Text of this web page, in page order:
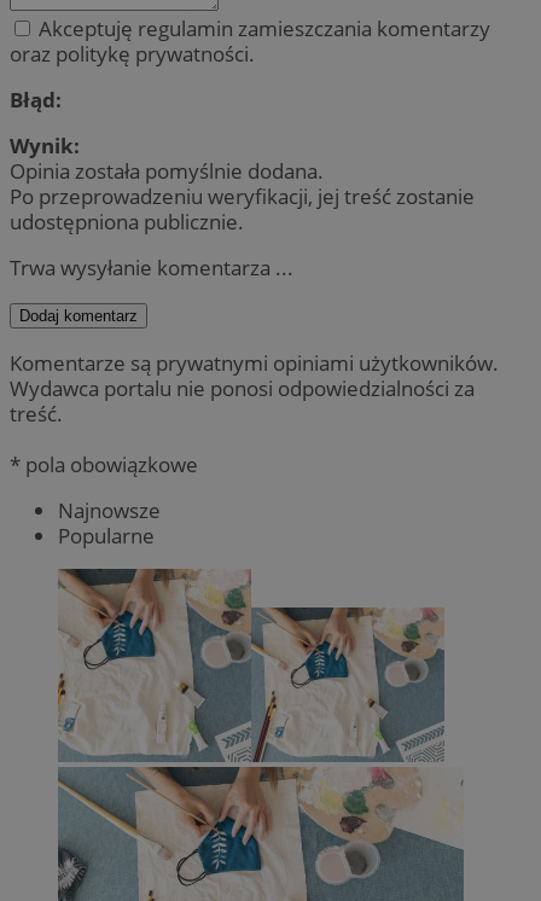
Akceptuję regulamin zamieszczania komentarzy
oraz politykę prywatności.
Błąd:
Wynik:
Opinia została pomyślnie dodana.
Po przeprowadzeniu weryfikacji, jej treść zostanie
udostępniona publicznie.
Trwa wysyłanie komentarza ...
Dodaj komentarz
Komentarze są prywatnymi opiniami użytkowników.
Wydawca portalu nie ponosi odpowiedzialności za
treść.
* pola obowiązkowe
Najnowsze
Popularne